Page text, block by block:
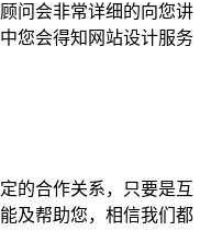
问会非常详细的向您讲
您会得知网站设计服务
的合作关系，只要是互
及帮助您，相信我们都